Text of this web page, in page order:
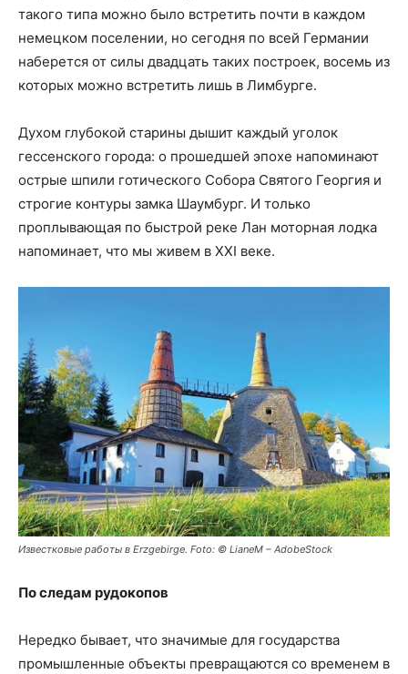
такого типа можно было встретить почти в каждом
немецком поселении, но сегодня по всей Германии
наберется от силы двадцать таких построек, восемь из
которых можно встретить лишь в Лимбурге.
Духом глубокой старины дышит каждый уголок
гессенского города: о прошедшей эпохе напоминают
острые шпили готического Собора Святого Георгия и
строгие контуры замка Шаумбург. И только
проплывающая по быстрой реке Лан моторная лодка
напоминает, что мы живем в XXI веке.
Известковые работы в Erzgebirge. Foto: © LianeM – AdobeStock
По следам рудокопов
Нередко бывает, что значимые для государства
промышленные объекты превращаются со временем в